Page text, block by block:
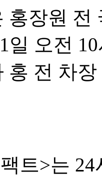
홍장원 전
일 오전
홍 전 차
트>는